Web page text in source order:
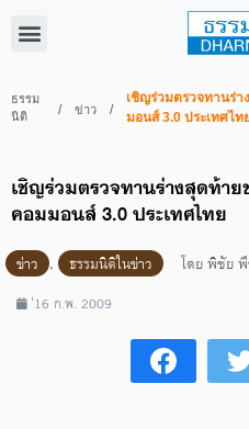
ธรรม
นิติ
/ ข่าว /
เชิญร่วมตรวจทานร่
มอนส์ 3.0 ประเทศไท
เชิญร่วมตรวจทานร่างสุดท้
คอมมอนส์ 3.0 ประเทศไทย
ข่าว , ธรรมนิติในข่าว โดยพิชัย
่16 ก.พ. 2009